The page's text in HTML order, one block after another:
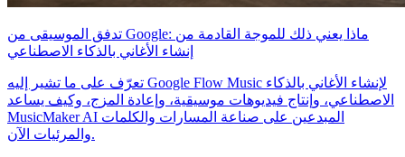
تدفق الموسيقى من Google: ماذا يعني ذلك للموجة القادمة من
إنشاء الأغاني بالذكاء الاصطناعي
تعرّف على ما تشير إليه Google Flow Music لإنشاء الأغاني بالذكاء
الاصطناعي، وإنتاج فيديوهات موسيقية، وإعادة المزج، وكيف يساعد
MusicMaker AI المبدعين على صناعة المسارات والكلمات
والمرئيات الآن.